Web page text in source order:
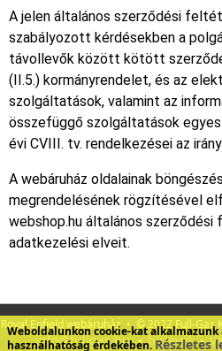
Weboldalunkon cookie-kat alkalmazunk
használhatóság érdekében. Részletes
A jelen általános szerződési
szabályozott kérdésekben a
távollevők között kötött
(II.5.) kormányrendelet, és az
szolgáltatások, valamint az
összefüggő szolgáltatások
évi CVIII. tv. rendelkezései az
A webáruház oldalainak
megrendelésének rögzítésével
webshop.hu általános
adatkezelési elveit.
Royal Enfield webáruház • © 2022 Full-
info@fullgas.hu•hírlevél•